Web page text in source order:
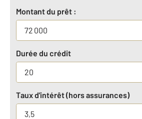
Montant du prêt :
Durée du crédit
Taux d'intérêt (hors assurances)